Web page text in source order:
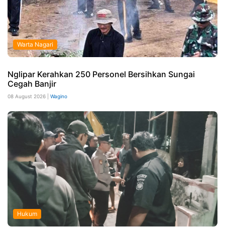
Warta Nagari
Nglipar Kerahkan 250 Personel Bersihkan Sungai
Cegah Banjir
08 August 2026 | Wagino
Hukum